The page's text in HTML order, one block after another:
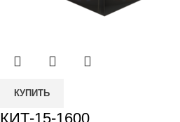
Количество
КУПИТЬ
КИТ-15-1600